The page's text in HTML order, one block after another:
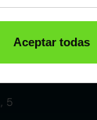
Aceptar todas
5